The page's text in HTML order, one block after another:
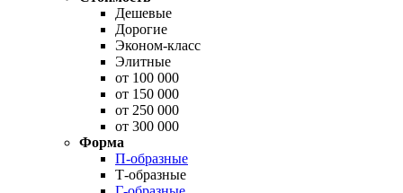
Дешевые
Дорогие
Эконом-класс
Элитные
от 100 000
от 150 000
от 250 000
от 300 000
Форма
П-образные
Т-образные